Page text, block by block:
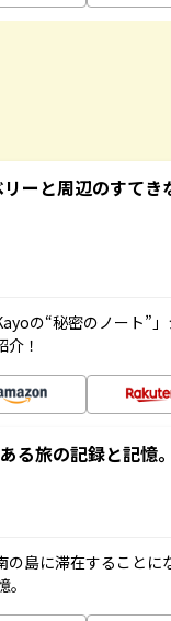
ーと周辺のすて
の“秘密のノート”
！
る旅の記録と記
の島に滞在すること